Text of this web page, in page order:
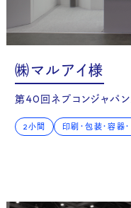
㈱マルアイ様
第40回ネプコンジャパ
2小間 印刷・包装・容器